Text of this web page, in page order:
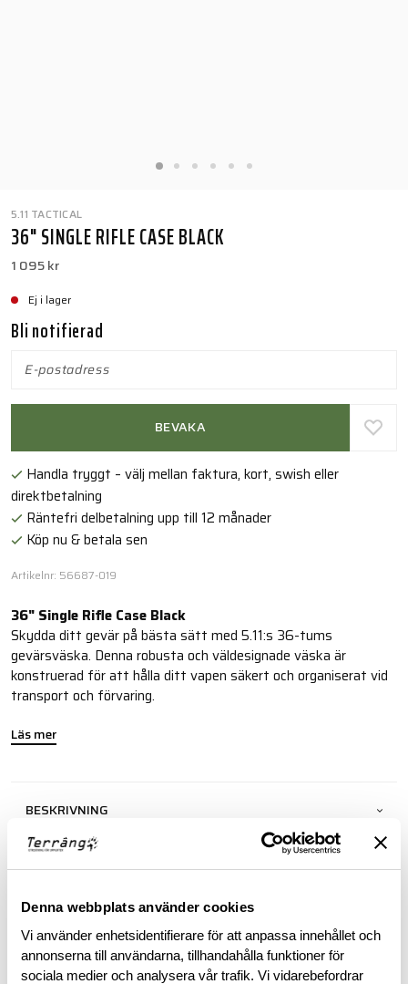
Denna webbplats använder cookies
Vi använder enhetsidentifierare för att anpassa innehållet och
annonserna till användarna, tillhandahålla funktioner för
sociala medier och analysera vår trafik. Vi vidarebefordrar
5.11 TACTICAL
36" SINGLE RIFLE CASE BLACK
1 095 kr
Ej i lager
Bli notifierad
BEVAKA
Handla tryggt – välj mellan faktura, kort, swish eller
direktbetalning
Räntefri delbetalning upp till 12 månader
Köp nu & betala sen
Artikelnr: 56687-019
36" Single Rifle Case Black
Skydda ditt gevär på bästa sätt med 5.11:s 36-tums
gevärsväska. Denna robusta och väldesignade väska är
konstruerad för att hålla ditt vapen säkert och organiserat vid
transport och förvaring.
Läs mer
BESKRIVNING
OM VARUMÄRKET